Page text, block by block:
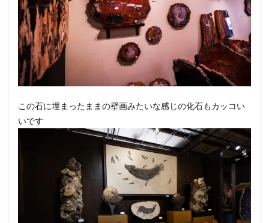
この石に埋まったままの壁画みたいな感じの化石もカッコい
いです